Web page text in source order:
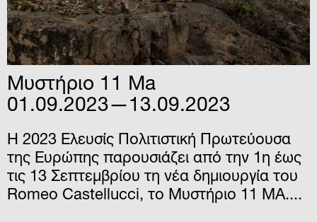
Μυστήριο 11 Ma
01.09.2023—13.09.2023
Η 2023 Ελευσίς Πολιτιστική Πρωτεύουσα
της Ευρώπης παρουσιάζει από την 1η έως
τις 13 Σεπτεμβρίου τη νέα δημιουργία του
Romeo Castellucci, το Μυστήριο 11 ΜΑ....